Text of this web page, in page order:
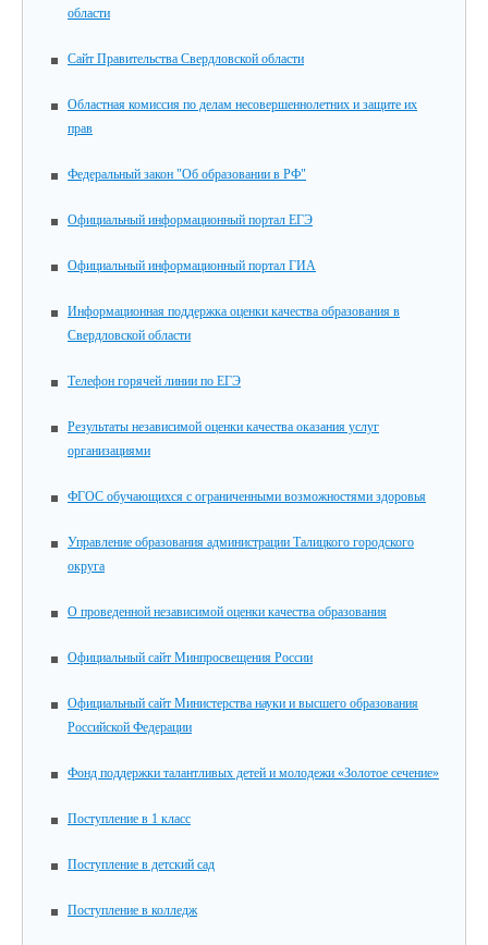
области
Сайт Правительства Свердловской области
Областная комиссия по делам несовершеннолетних и защите их
прав
Федеральный закон "Об образовании в РФ"
Официальный информационный портал ЕГЭ
Официальный информационный портал ГИА
Информационная поддержка оценки качества образования в
Свердловской области
Телефон горячей линии по ЕГЭ
Результаты независимой оценки качества оказания услуг
организациями
ФГОС обучающихся с ограниченными возможностями здоровья
Управление образования администрации Талицкого городского
округа
О проведенной независимой оценки качества образования
Официальный сайт Минпросвещения России
Официальный сайт Министерства науки и высшего образования
Российской Федерации
Фонд поддержки талантливых детей и молодежи «Золотое сечение»
Поступление в 1 класс
Поступление в детский сад
Поступление в колледж